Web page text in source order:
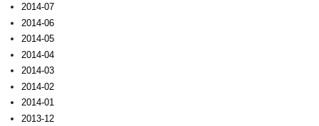
2014-07
2014-06
2014-05
2014-04
2014-03
2014-02
2014-01
2013-12